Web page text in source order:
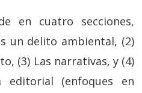
en cuatro secciones,
un delito ambiental, (2)
(3) Las narrativas, y (4)
editorial (enfoques en